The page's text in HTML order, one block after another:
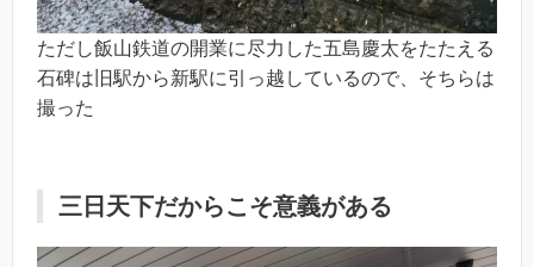
ただし飯山鉄道の開業に尽力した五島慶太をたたえる
石碑は旧駅から新駅に引っ越しているので、そちらは
撮った
三日天下だからこそ意義がある